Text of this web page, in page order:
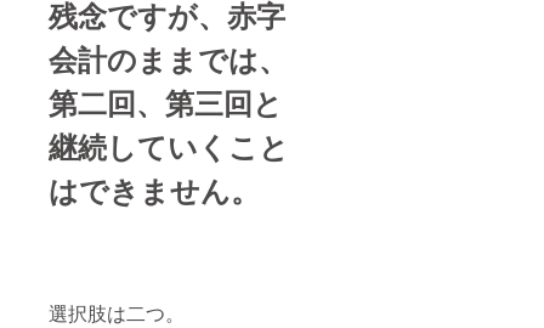
残念ですが、赤字
会計のままでは、
第二回、第三回と
継続していくこと
はできません。
選択肢は二つ。